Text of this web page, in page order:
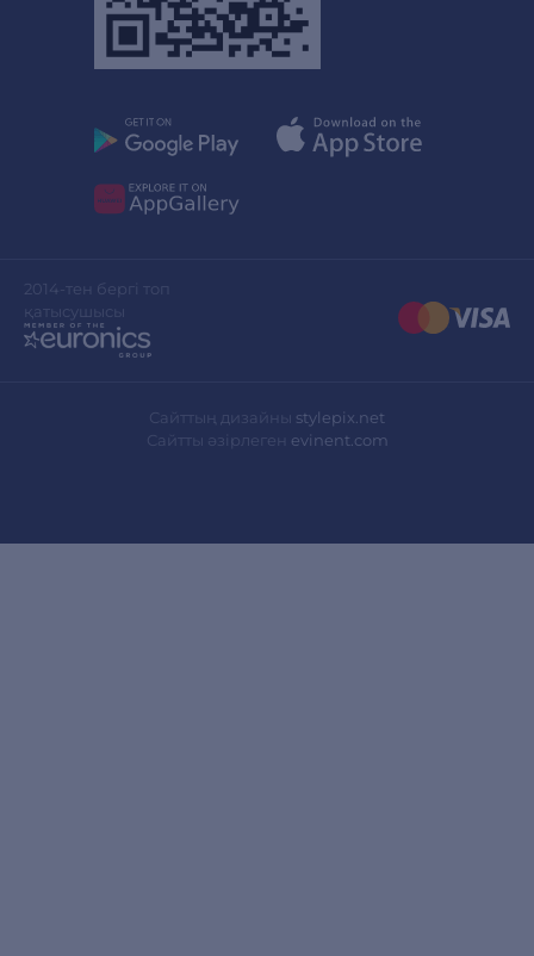
2014-тен бергі топ
қатысушысы
Сайттың дизайны stylepix.net
Сайтты әзірлеген evinent.com